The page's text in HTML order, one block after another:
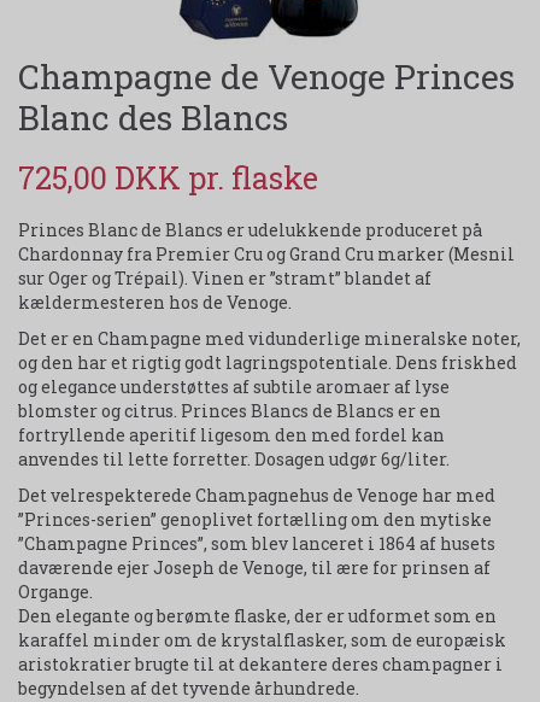
Champagne de Venoge Princes
Blanc des Blancs
725,00 DKK
Princes Blanc de Blancs er udelukkende produceret på
Chardonnay fra Premier Cru og Grand Cru marker (Mesnil
sur Oger og Trépail). Vinen er ”stramt” blandet af
kældermesteren hos de Venoge.
Det er en Champagne med vidunderlige mineralske noter,
og den har et rigtig godt lagringspotentiale. Dens friskhed
og elegance understøttes af subtile aromaer af lyse
blomster og citrus. Princes Blancs de Blancs er en
fortryllende aperitif ligesom den med fordel kan
anvendes til lette forretter. Dosagen udgør 6g/liter.
Det velrespekterede Champagnehus de Venoge har med
”Princes-serien” genoplivet fortælling om den mytiske
”Champagne Princes”, som blev lanceret i 1864 af husets
daværende ejer Joseph de Venoge, til ære for prinsen af
Organge.
Den elegante og berømte flaske, der er udformet som en
karaffel minder om de krystalflasker, som de europæisk
aristokratier brugte til at dekantere deres champagner i
begyndelsen af det tyvende århundrede.